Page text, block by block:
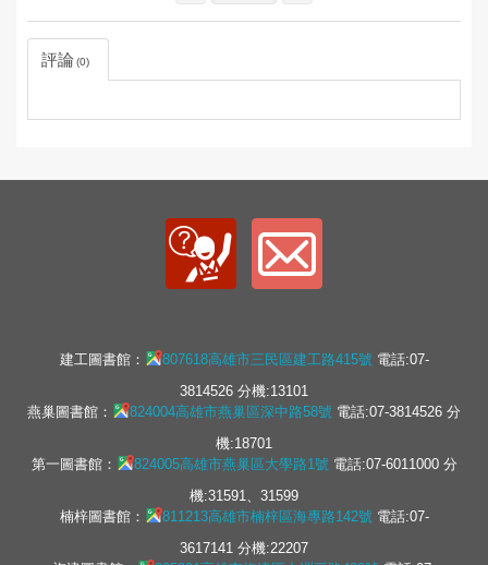
評論 0
建工圖書館： 807618高雄市三民區建工路415號電話:07-
3814526 分機:13101
燕巢圖書館：
824004高雄市燕巢區深中路58號 電話:07-3814526 分
機:18701
第一圖書館：
824005高雄市燕巢區大學路1號電話:07-6011000 分
機:31591、31599
楠梓圖書館：
811213高雄市楠梓區海專路142號電話:07-
3617141 分機:22207